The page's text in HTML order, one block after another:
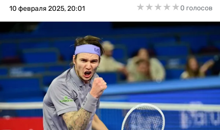
ХОККЕЙ
ФУТЗАЛ
ВЕЛОСПОРТ
ЧМ-2026
ДРУГИЕ
10 февраля 2025, 20:01
★★★★★
★★★★★0 голосов